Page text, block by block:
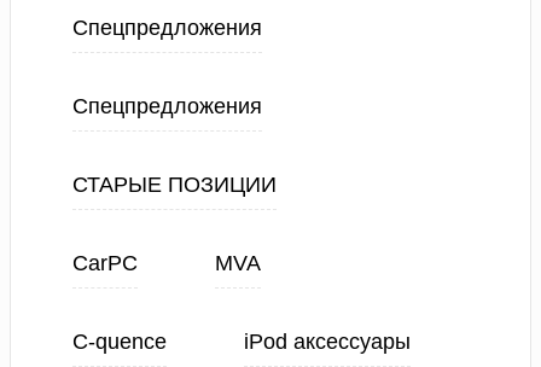
Спецпредложения
Спецпредложения
СТАРЫЕ ПОЗИЦИИ
CarPC MVA
C-quence iPod аксессуары